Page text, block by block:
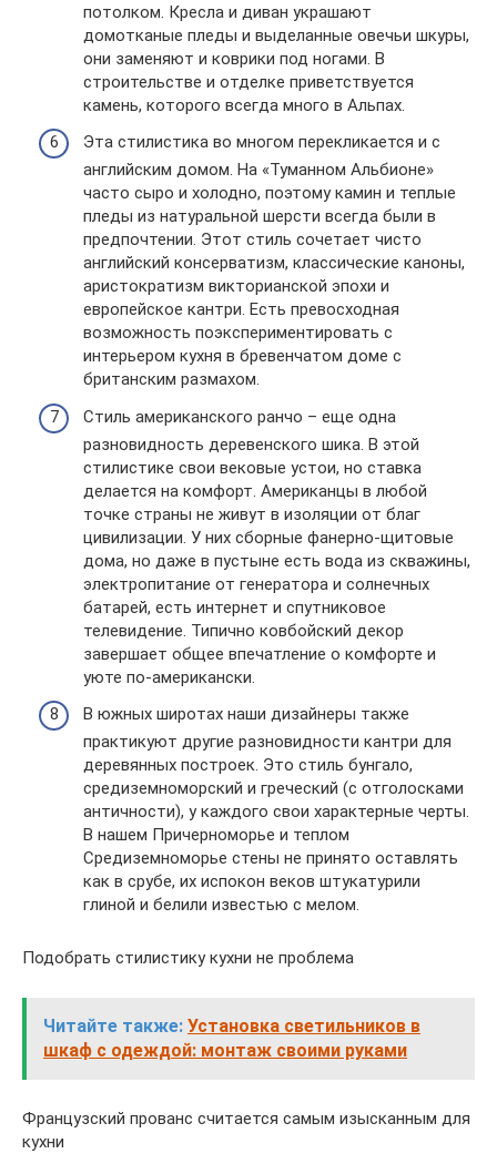
потолком. Кресла и диван украшают
домотканые пледы и выделанные овечьи шкуры,
они заменяют и коврики под ногами. В
строительстве и отделке приветствуется
камень, которого всегда много в Альпах.
Эта стилистика во многом перекликается и с
английским домом. На «Туманном Альбионе»
часто сыро и холодно, поэтому камин и теплые
пледы из натуральной шерсти всегда были в
предпочтении. Этот стиль сочетает чисто
английский консерватизм, классические каноны,
аристократизм викторианской эпохи и
европейское кантри. Есть превосходная
возможность поэкспериментировать с
интерьером кухня в бревенчатом доме с
британским размахом.
Стиль американского ранчо – еще одна
разновидность деревенского шика. В этой
стилистике свои вековые устои, но ставка
делается на комфорт. Американцы в любой
точке страны не живут в изоляции от благ
цивилизации. У них сборные фанерно-щитовые
дома, но даже в пустыне есть вода из скважины,
электропитание от генератора и солнечных
батарей, есть интернет и спутниковое
телевидение. Типично ковбойский декор
завершает общее впечатление о комфорте и
уюте по-американски.
В южных широтах наши дизайнеры также
практикуют другие разновидности кантри для
деревянных построек. Это стиль бунгало,
средиземноморский и греческий (с отголосками
античности), у каждого свои характерные черты.
В нашем Причерноморье и теплом
Средиземноморье стены не принято оставлять
как в срубе, их испокон веков штукатурили
глиной и белили известью с мелом.
Подобрать стилистику кухни не проблема
Читайте также: Установка светильников в
шкаф с одеждой: монтаж своими руками
Французский прованс считается самым изысканным для
кухни